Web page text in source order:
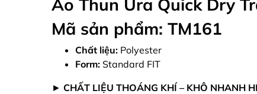
Áo Thun Ura Quick Dry
Mã sản phẩm: TM161
Chất liệu: Polyester
Form: Standard FIT
► CHẤT LIỆU THOÁNG KHÍ – KHÔ NHANH